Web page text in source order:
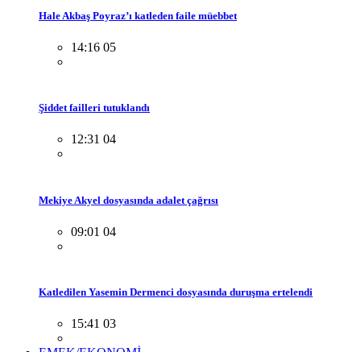
Hale Akbaş Poyraz’ı katleden faile müebbet
14:16 05
Şiddet failleri tutuklandı
12:31 04
Mekiye Akyel dosyasında adalet çağrısı
09:01 04
Katledilen Yasemin Dermenci dosyasında duruşma ertelendi
15:41 03